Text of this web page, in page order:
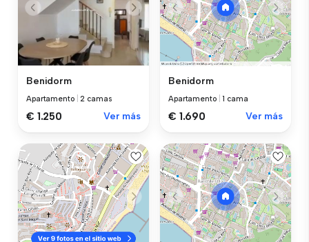
Benidorm
Apartamento 2 camas
€ 1.250 Ver más
Benidorm
Apartamento |1 cama
€ 1.690 Ver más